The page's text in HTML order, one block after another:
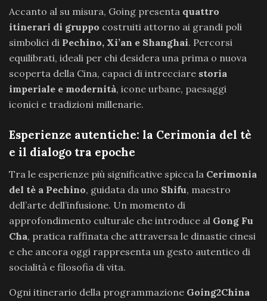
Accanto al su misura, Going presenta quattro
itinerari di gruppo costruiti attorno ai grandi poli
simbolici di Pechino, Xi’an e Shanghai. Percorsi
equilibrati, ideali per chi desidera una prima o nuova
scoperta della Cina, capaci di intrecciare storia
imperiale e modernità, icone urbane, paesaggi
iconici e tradizioni millenarie.
Esperienze autentiche: la Cerimonia del tè
e il dialogo tra epoche
Tra le esperienze più significative spicca la Cerimonia
del tè a Pechino, guidata da uno Shifu, maestro
dell’arte dell’infusione. Un momento di
approfondimento culturale che introduce al Gong Fu
Cha, pratica raffinata che attraversa le dinastie cinesi
e che ancora oggi rappresenta un gesto autentico di
socialità e filosofia di vita.
Ogni itinerario della programmazione Going2China